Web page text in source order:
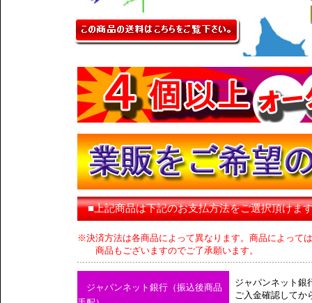
■上記商品は下記のお支払方法をご選択頂けま
※決済方法は各商品によって異なります。商品によって
商品もございますのでご了承願います。
ジャパンネット銀行（振込後商品
ジャパンネット銀
ご入金確認してか